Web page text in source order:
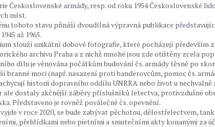
Československé armády, resp. od roku 1954 Československé
míst.
tohoto stavu přináší dvoudílná výpravná publikace
až 1965.
slouží unikátní dobové fotografie, které pocházejí především
archivu Praha a z nichž mnohé jsou zde otištěny zcela
dílu je věnována počátkům budování čs. armády těsně po
branné moci (např. nasazení proti banderovcům, pomoc čs.
historii dopravního oddílu UNRRA nebo život u
dostaly akčnější záběry příslušníků letectva, protivzdušné
Představeno je rovněž poválečné čs. opevnění.
v roce 2020, se bude zabývat pěchotou, dělostřelectvem,
přehlídkami nebo pietními a smutečními akty konanými za